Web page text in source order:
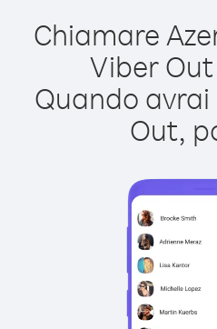
Chiamare
Viber
Quando
Out,